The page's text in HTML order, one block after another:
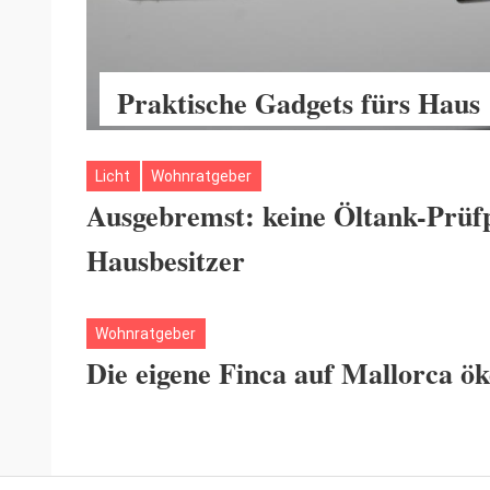
Praktische Gadgets fürs Haus
Licht Wohnratgeber
Ausgebremst: keine Öltank-
Hausbesitzer
Wohnratgeber
Die eigene Finca auf Mallorca